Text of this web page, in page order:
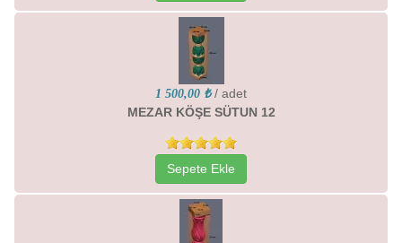
1 500,00 ₺ / adet
MEZAR KÖŞE SÜTUN 12
Sepete Ekle